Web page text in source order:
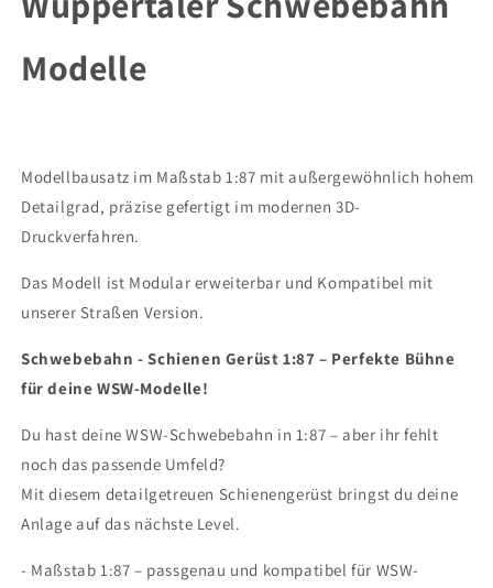
Modelle
Modelle
Modelle
Modellbausatz im Maßstab 1:87 mit außergewöhnlich hohem
Detailgrad, präzise gefertigt im modernen 3D-
Druckverfahren.
Das Modell ist Modular erweiterbar und Kompatibel mit
unserer Straßen Version.
Schwebebahn - Schienen Gerüst 1:87 – Perfekte Bühne
für deine WSW-Modelle!
Du hast deine WSW-Schwebebahn in 1:87 – aber ihr fehlt
noch das passende Umfeld?
Mit diesem detailgetreuen Schienengerüst bringst du deine
Anlage auf das nächste Level.
- Maßstab 1:87 – passgenau und kompatibel für WSW-